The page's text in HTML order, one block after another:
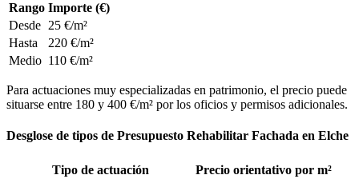
Rango Importe (€)
Desde 25 €/m²
Hasta
220 €/m²
Medio 110 €/m²
Para actuaciones muy especializadas en patrimonio, el precio puede
situarse entre 180 y 400 €/m² por los oficios y permisos adicionales.
Desglose de tipos de Presupuesto Rehabilitar Fachada en Elche
Tipo de actuación
Precio orientativo por m²